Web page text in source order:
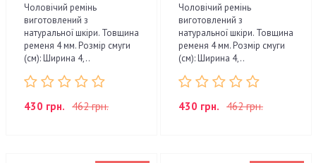
Чоловічий ремінь
виготовлений з
натуральної шкіри. Товщина
ременя 4 мм. Розмір смуги
(см): Ширина 4,..
430 грн. 462 грн.
Чоловічий ремінь
виготовлений з
натуральної шкіри. Товщина
ременя 4 мм. Розмір смуги
(см): Ширина 4,..
430 грн. 462 грн.